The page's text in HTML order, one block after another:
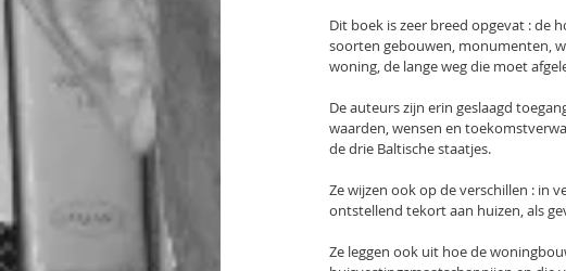
Dit boek is zeer breed opgevat : de
soorten gebouwen, monumenten,
woning, de lange weg die moet
De auteurs zijn erin geslaagd
waarden, wensen en
de drie Baltische staatjes.
Ze wijzen ook op de verschillen : in
ontstellend tekort aan huizen, als
Ze leggen ook uit hoe de